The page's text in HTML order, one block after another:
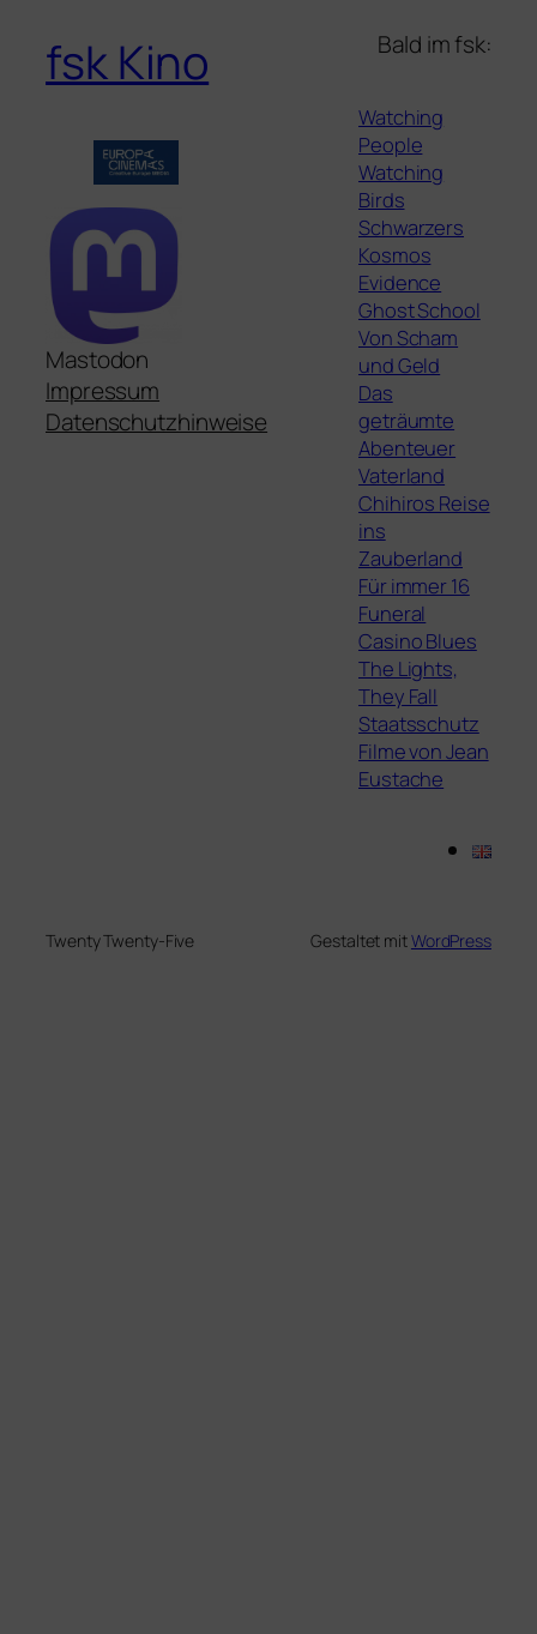
fsk Kino
Mastodon
Impressum
Datenschutzhinweise
Bald im fsk:
Watching
People
Watching
Birds
Schwarzers
Kosmos
Evidence
Ghost School
Von Scham
und Geld
Das
geträumte
Abenteuer
Vaterland
Chihiros Reise
ins
Zauberland
Für immer 16
Funeral
Casino Blues
The Lights,
They Fall
Staatsschutz
Filme von Jean
Eustache
Twenty Twenty-Five Gestaltet mitWordPress